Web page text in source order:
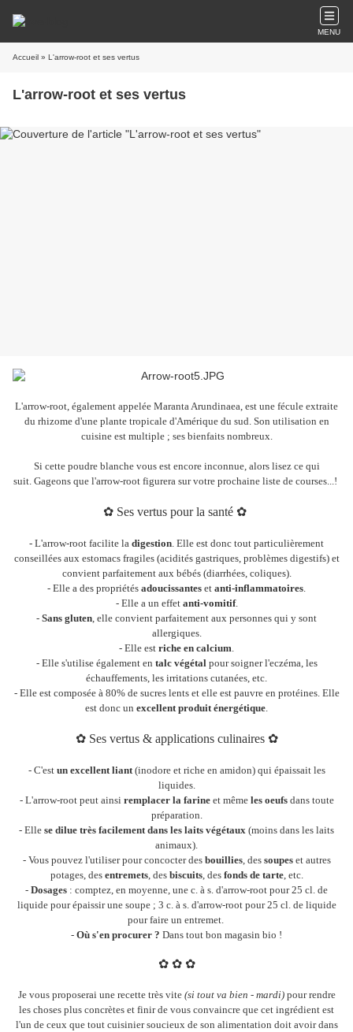
MENU
Accueil » L'arrow-root et ses vertus
L'arrow-root et ses vertus
L'arrow-root, également appelée Maranta Arundinaea, est une fécule extraite
du rhizome d'une plante tropicale d'Amérique du sud. Son utilisation en
cuisine est multiple ; ses bienfaits nombreux.
Si cette poudre blanche vous est encore inconnue, alors lisez ce qui
suit. Gageons que l'arrow-root figurera sur votre prochaine liste de courses...!
✿ Ses vertus pour la santé ✿
- L'arrow-root facilite la digestion. Elle est donc tout particulièrement
conseillées aux estomacs fragiles (acidités gastriques, problèmes digestifs) et
convient parfaitement aux bébés (diarrhées, coliques).
- Elle a des propriétés adoucissantes et anti-inflammatoires.
- Elle a un effet anti-vomitif.
- Sans gluten, elle convient parfaitement aux personnes qui y sont
allergiques.
- Elle est riche en calcium.
- Elle s'utilise également en talc végétalpour soigner l'eczéma, les
échauffements, les irritations cutanées, etc.
- Elle est composée à 80% de sucres lents et elle est pauvre en protéines. Elle
est donc un excellent produit énergétique.
✿ Ses vertus & applications culinaires ✿
- C'est un excellent liant(inodore et riche en amidon) qui épaissait les
liquides.
- L'arrow-root peut ainsi remplacer la farineet même les oeufsdans toute
préparation.
- Elle se dilue très facilement dans les laits végétaux (moins dans les laits
animaux).
- Vous pouvez l'utiliser pour concocter des bouillies, des soupeset autres
potages, des entremets, des biscuits, des fonds de tarte, etc.
- Dosages : comptez, en moyenne, une c. à s. d'arrow-root pour 25 cl. de
liquide pour épaissir une soupe ; 3 c. à s. d'arrow-root pour 25 cl. de liquide
pour faire un entremet.
- Où s'en procurer ? Dans tout bon magasin bio !
✿ ✿ ✿
Je vous proposerai une recette très vite (si tout va bien - mardi)pour rendre
les choses plus concrètes et finir de vous convaincre que cet ingrédient est
l'un de ceux que tout cuisinier soucieux de son alimentation doit avoir dans